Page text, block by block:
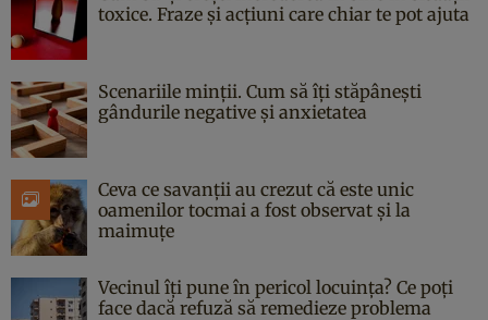
toxice. Fraze și acțiuni care chiar te pot ajuta
Scenariile minții. Cum să îți stăpânești
gândurile negative și anxietatea
Ceva ce savanții au crezut că este unic
oamenilor tocmai a fost observat și la
maimuțe
Vecinul îți pune în pericol locuința? Ce poți
face dacă refuză să remedieze problema